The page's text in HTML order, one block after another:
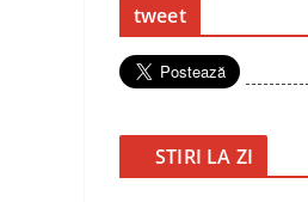
tweet
STIRI LA ZI